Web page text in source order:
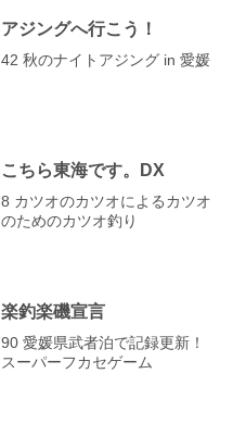
アジングへ行こう！
42 秋のナイトアジング in 愛媛
こちら東海です。DX
8 カツオのカツオによるカツオ
のためのカツオ釣り
楽釣楽磯宣言
90 愛媛県武者泊で記録更新！
スーパーフカセゲーム